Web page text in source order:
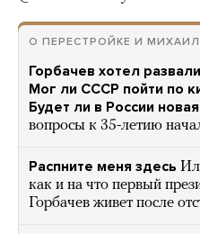
О ПЕРЕСТРОЙКЕ И
Горбачев хотел
Мог ли СССР пойти по
Будет ли в России
вопросы к 35-летию
Распните меня здесь
как и на что первый
Горбачев живет после